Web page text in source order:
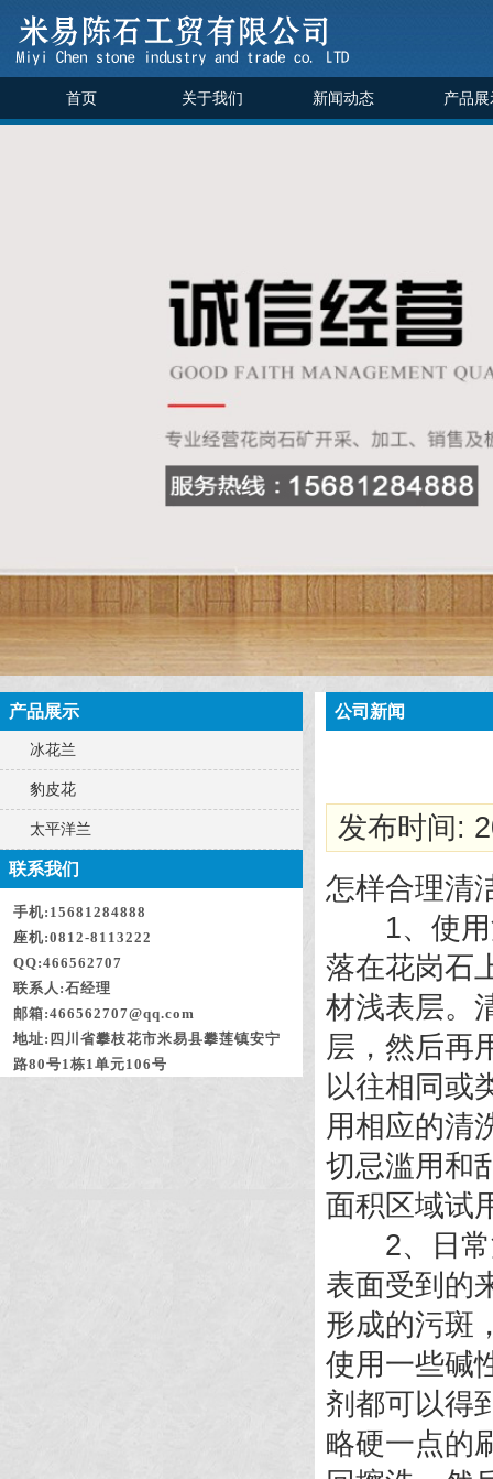
首页 关于我们 新闻动态 产品展
产品展示
冰花兰
豹皮花
太平洋兰
联系我们
手机:15681284888
座机:0812-8113222
QQ:466562707
联系人:石经理
邮箱:466562707@qq.com
地址:四川省攀枝花市米易县攀莲镇安宁
路80号1栋1单元106号
公司新闻
发布时间:
怎样合理清
1、使用
落在花岗石
材浅表层。
层，然后再
以往相同或
用相应的清
切忌滥用和
面积区域试
2、日常
表面受到的
形成的污斑
使用一些碱
剂都可以得
略硬一点的